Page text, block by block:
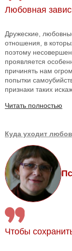
Любовная
Дружеские,
отношения, в
поэтому
проявляется
причинять нам
попытки
признаки таких
Читать полностью
Куда уходит
Чтобы